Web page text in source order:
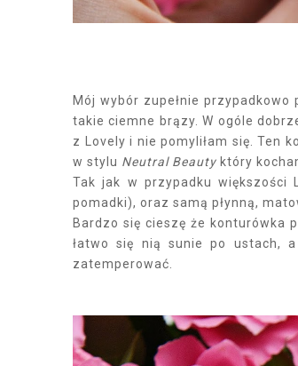
Mój wybór zupełnie przypadkowo
takie ciemne brązy. W ogóle
z Lovely i nie pomyliłam się. Ten
w stylu Neutral Beauty który
Tak jak w przypadku
pomadki), oraz samą płynną,
Bardzo się cieszę że konturówka
łatwo się nią sunie po ustach,
zatemperować.